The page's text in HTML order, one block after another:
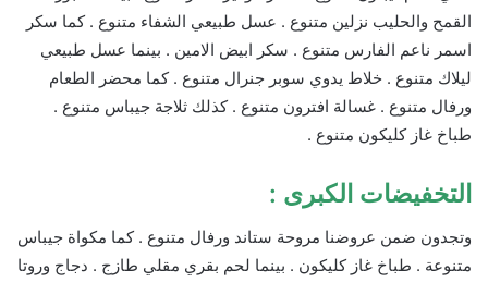
القمح والحليب نزلين متنوع . عسل طبيعي الشفاء متنوع . كما سكر
اسمر ناعم الفارس متنوع . سكر ابيض الامين . بينما عسل طبيعي
ليلاك متنوع . خلاط يدوي سوبر جنرال متنوع . كما محضر الطعام
ورفال متنوع . غسالة افترون متنوع . كذلك ثلاجة جيباس متنوع .
طباخ غاز كليكون متنوع .
التخفيضات الكبرى :
وتجدون ضمن عروضنا مروحة ستاند ورفال متنوع . كما مكواة جيباس
متنوعة . طباخ غاز كليكون . بينما لحم بقري مقلي طازج . دجاج وروتا